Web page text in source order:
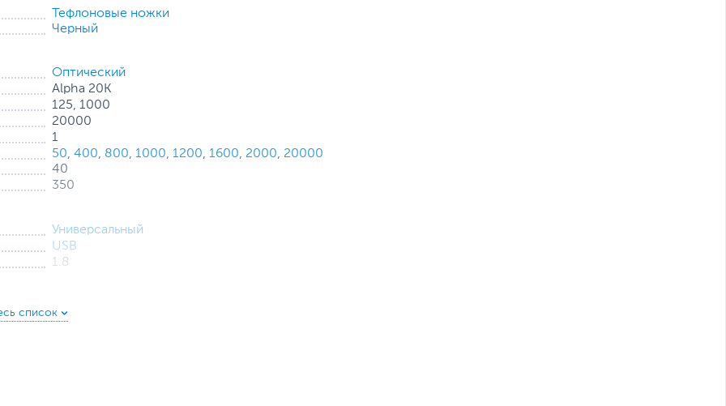
канала и защиты от помех и без особых усилий
и плавные нажатия независимо от положения
Тефлоновые ножки
Черный
Оптический
Alpha 20K
125, 1000
20000
1
50,400, 800, 1000, 1200, 1600, 2000, 20000
40
350
Универсальный
USB
1.8
800 тыс. оборотов